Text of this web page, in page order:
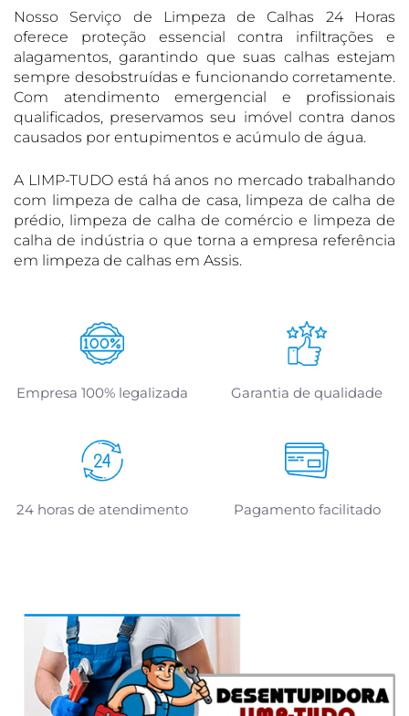
Nosso Serviço de Limpeza de Calhas 24 Horas
oferece proteção essencial contra infiltrações e
alagamentos, garantindo que suas calhas estejam
sempre desobstruídas e funcionando corretamente.
Com atendimento emergencial e profissionais
qualificados, preservamos seu imóvel contra danos
causados por entupimentos e acúmulo de água.
A LIMP-TUDO está há anos no mercado trabalhando
com limpeza de calha de casa, limpeza de calha de
prédio, limpeza de calha de comércio e limpeza de
calha de indústria o que torna a empresa referência
em limpeza de calhas em Assis.
Empresa 100% legalizada Garantia de qualidade
24 horas de atendimento Pagamento facilitado